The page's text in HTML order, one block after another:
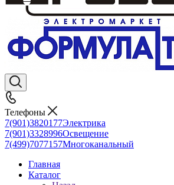
Телефоны
7(901)3820177Электрика
7(901)3328996Освещение
7(499)7077157Многоканальный
Главная
Каталог